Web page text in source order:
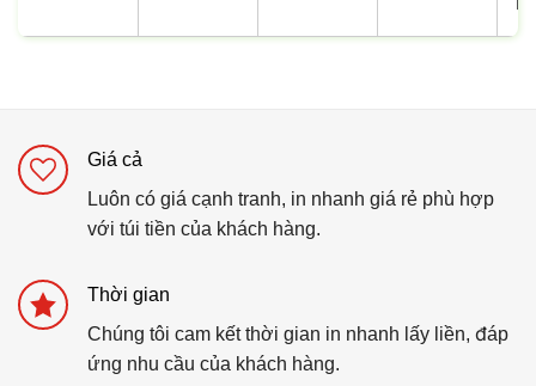
In
Giá cả
Luôn có giá cạnh tranh, in nhanh giá rẻ phù hợp
với túi tiền của khách hàng.
Thời gian
Chúng tôi cam kết thời gian in nhanh lấy liền, đáp
ứng nhu cầu của khách hàng.